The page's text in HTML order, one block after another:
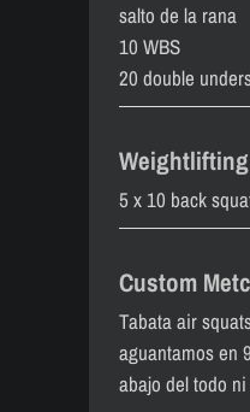
salto de la rana
10 WBS
20 double
5 x 10 back
Custom
Tabata air
aguantamos en
abajo del todo